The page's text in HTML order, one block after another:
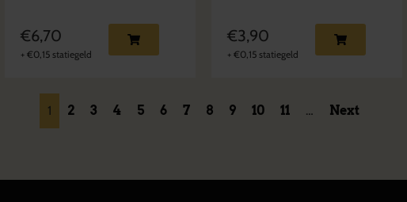
€6,70
+€0,15 statiegeld
€3,90
+€0,15 statiegeld
1 2 3 4 5 6 7 8 9 10 11 … Next